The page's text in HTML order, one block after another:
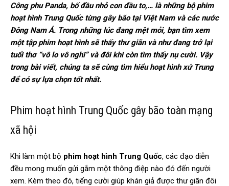
Công phu Panda, bố đầu nhỏ con đầu to,… là những bộ phim
hoạt hình Trung Quốc từng gây bão tại Việt Nam và các nước
Đông Nam Á. Trong những lúc đang mệt mỏi, bạn tìm xem
một tập phim hoạt hình sẽ thấy thư giãn và như đang trở lại
tuổi thơ “vô lo vô nghĩ” và đôi khi còn tìm thấy nụ cười. Vậy
trong bài viết, chúng ta sẽ cùng tìm hiểu hoạt hình xứ Trung
để có sự lựa chọn tốt nhất.
Phim hoạt hình Trung Quốc gây bão toàn mạng
xã hội
Khi làm một bộ phim hoạt hình Trung Quốc, các đạo diễn
đều mong muốn gửi gắm một thông điệp nào đó đến người
xem. Kèm theo đó, tiếng cười giúp khán giả được thư giãn đôi